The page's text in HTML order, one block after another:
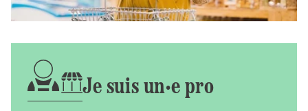
Je suis un·e pro